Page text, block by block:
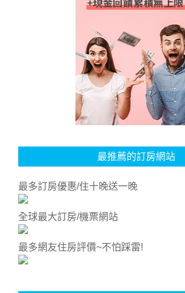
最推薦的訂房網站
最多訂房優惠/住十晚送一晚
全球最大訂房/機票網站
最多網友住房評價~不怕踩雷!